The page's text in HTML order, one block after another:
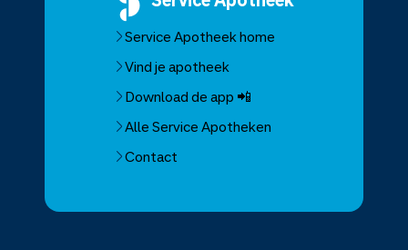
Service Apotheek home
Vind je apotheek
Download de app 📲
Alle Service Apotheken
Contact